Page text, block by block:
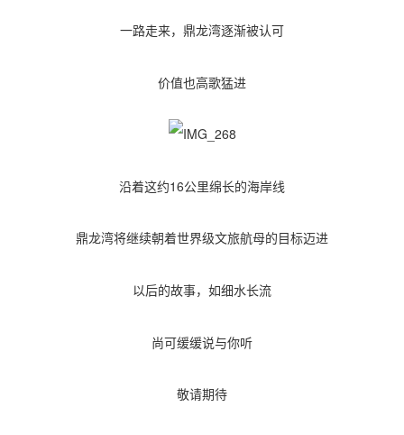
一路走来，鼎龙湾逐渐被认可
价值也高歌猛进
沿着这约16公里绵长的海岸线
鼎龙湾将继续朝着世界级文旅航母的目标迈进
以后的故事，如细水长流
尚可缓缓说与你听
敬请期待